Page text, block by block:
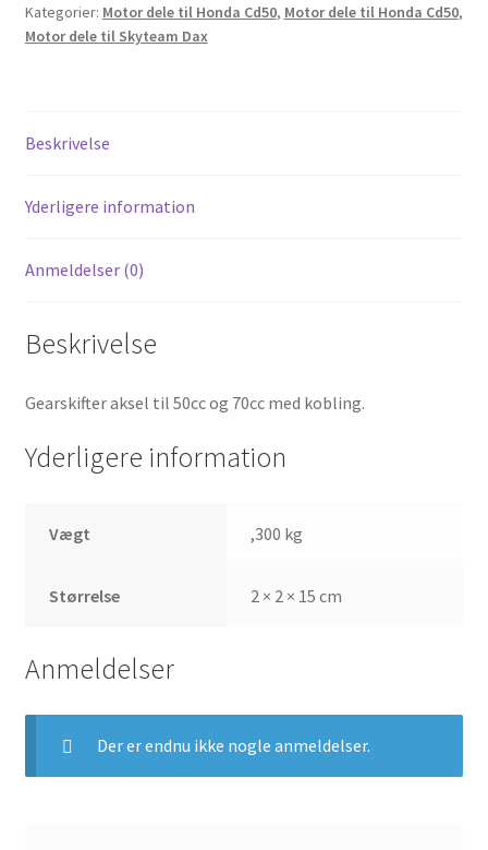
Skyteam
motor.
Kategorier: Motor dele til Honda Cd50, Motor dele til Honda Cd50,
Motor dele til Skyteam Dax
Beskrivelse
Yderligere information
Anmeldelser (0)
Beskrivelse
Gearskifter aksel til 50cc og 70cc med kobling.
Yderligere information
Vægt ,300 kg
Størrelse 2 × 2 × 15 cm
Anmeldelser
Der er endnu ikke nogle anmeldelser.